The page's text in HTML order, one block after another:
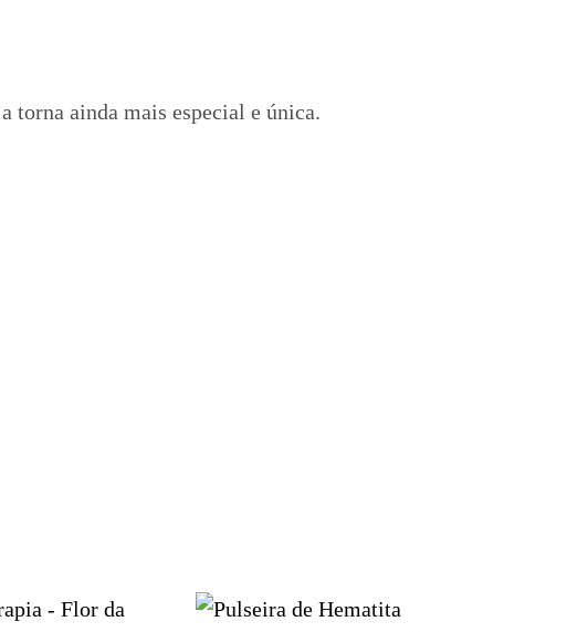
torna ainda mais especial e única.